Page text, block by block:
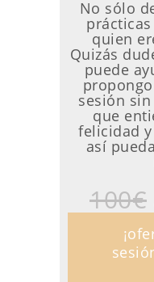
No sólo
quien
Quizás
puede
sesión
que
felicidad
así
100€